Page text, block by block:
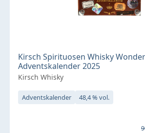
Kirsch Spirituosen Whisky
Adventskalender 2025
Kirsch Whisky
Adventskalender 48,4 % vol.